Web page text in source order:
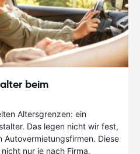
beim
Altersgrenzen: ein
Das legen nicht wir fest,
Autovermietungsfirmen. Diese
nur je nach Firma,